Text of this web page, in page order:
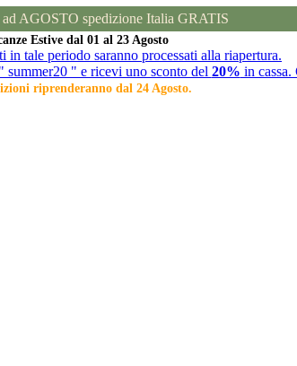
AGOSTO spedizione Italia GRATIS
Estive dal 01 al 23 Agosto
tale periodo saranno processati alla riapertura.
" summer20 " e ricevi uno sconto del 20% in
riprenderanno dal 24 Agosto.